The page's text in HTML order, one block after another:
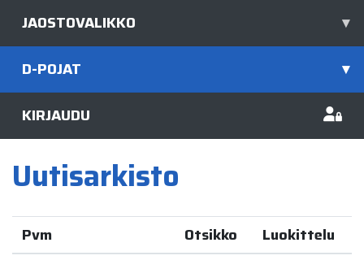
JAOSTOVALIKKO ▾
D-POJAT ▾
KIRJAUDU
Uutisarkisto
Pvm Otsikko
Luokittelu